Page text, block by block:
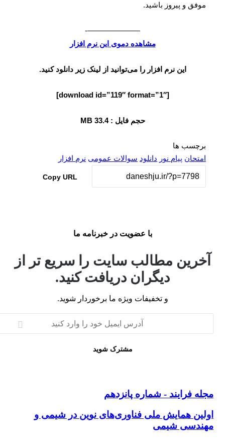
موفق و پیروز باشید.
———————-
مشاهده دموی این نرم افزار
این نرم افزار را می‌توانید از لینک زیر دانلود کنید.
حجم فایل : 33.4 MB
برچسب ها
پیام نور دانلود سوالات عمومی نرم افزار
Copy URL
با عضویت در خبرنامه ما
مطالب سایت را سریع تر از
دیگران دریافت کنید.
و تخفیفات ویژه ما برخوردار شوید.
فرایند - شماره پانزدهم
همایش ملی فناوری‌های نوین در شیمی و
شیمی